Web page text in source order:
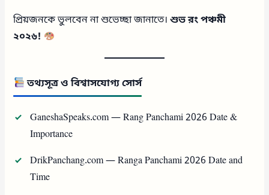
প্রিয়জনকে ভুলবেন না শুভেচ্ছা জানাতে।শুভ রং পঞ্চমী
২০২৬!
তথ্যসূত্র ও বিশ্বাসযোগ্য সোর্স
GaneshaSpeaks.com — Rang Panchami 2026 Date &
Importance
DrikPanchang.com — Ranga Panchami 2026 Date and
Time